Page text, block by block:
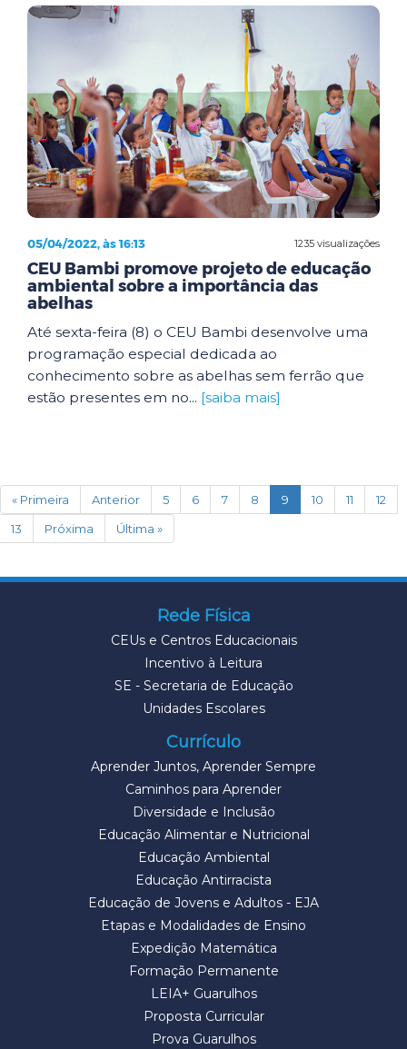
1235 visualizações
05/04/2022, às 16:13
CEU Bambi promove projeto de educação
ambiental sobre a importância das
abelhas
Até sexta-feira (8) o CEU Bambi desenvolve uma
programação especial dedicada ao
conhecimento sobre as abelhas sem ferrão que
estão presentes em no... [saiba mais]
« Primeira Anterior 5 6 7 8 9 (current)
10 11
12
13
Próxima Última »
Rede Física
CEUs e Centros Educacionais
Incentivo à Leitura
SE - Secretaria de Educação
Unidades Escolares
Currículo
Aprender Juntos, Aprender Sempre
Caminhos para Aprender
Diversidade e Inclusão
Educação Alimentar e Nutricional
Educação Ambiental
Educação Antirracista
Educação de Jovens e Adultos - EJA
Etapas e Modalidades de Ensino
Expedição Matemática
Formação Permanente
LEIA+ Guarulhos
Proposta Curricular
Prova Guarulhos